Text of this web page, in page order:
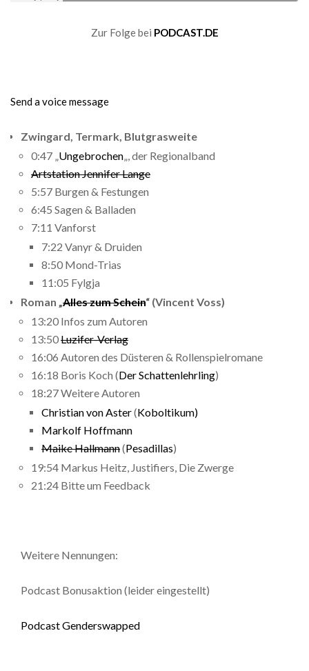
Zur Folge bei PODCAST.DE
Send a voice message
Zwingard, Termark, Blutgrasweite
0:47 „Ungebrochen„, der Regionalband
Artstation Jennifer Lange
5:57 Burgen & Festungen
6:45 Sagen & Balladen
7:11 Vanforst
7:22 Vanyr & Druiden
8:50 Mond-Trias
11:05 Fylgja
Roman „Alles zum Schein“ (Vincent Voss)
13:20 Infos zum Autoren
13:50Luzifer-Verlag
16:06 Autoren des Düsteren & Rollenspielromane
16:18 Boris Koch (Der Schattenlehrling)
18:27 Weitere Autoren
Christian von Aster(Koboltikum)
Markolf Hoffmann
Maike Hallmann(Pesadillas)
19:54 Markus Heitz, Justifiers, Die Zwerge
21:24 Bitte um Feedback
Weitere Nennungen:
Podcast Bonusaktion (leider eingestellt)
Podcast Genderswapped